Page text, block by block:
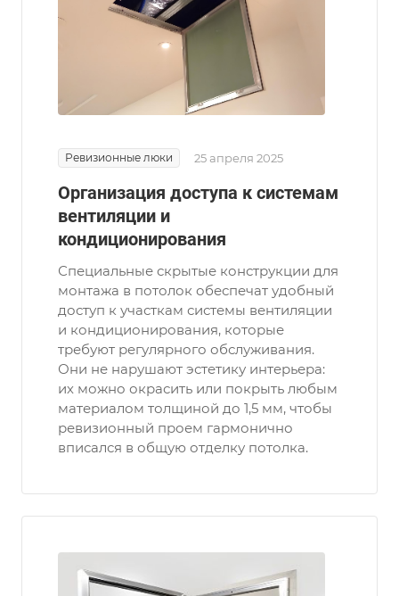
Ревизионные люки 25 апреля 2025
Организация доступа к системам
вентиляции и
кондиционирования
Специальные скрытые конструкции для
монтажа в потолок обеспечат удобный
доступ к участкам системы вентиляции
и кондиционирования, которые
требуют регулярного обслуживания.
Они не нарушают эстетику интерьера:
их можно окрасить или покрыть любым
материалом толщиной до 1,5 мм, чтобы
ревизионный проем гармонично
вписался в общую отделку потолка.